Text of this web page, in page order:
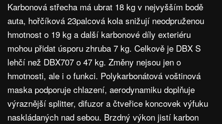
Karbonová střecha má ubrat 18 kg v nejvyšším bodě
auta, hořčíková 23palcová kola snižují neodpruženou
hmotnost o 19 kg a další karbonové díly exteriéru
mohou přidat úsporu zhruba 7 kg. Celkově je DBX S
lehčí než DBX707 o 47 kg. Změny nejsou jen o
hmotnosti, ale i o funkci. Polykarbonátová voštinová
maska podporuje chlazení, aerodynamiku doplňuje
výraznější splitter, difuzor a čtveřice koncovek výfuku
naskládaných nad sebou. Brzdný výkon jistí karbon